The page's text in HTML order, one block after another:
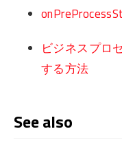
ビジネスプロ
する方法
See also